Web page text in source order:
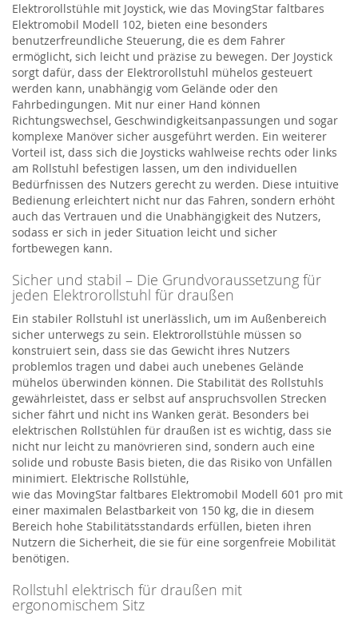
Elektrorollstühle mit Joystick, wie das MovingStar faltbares
Elektromobil Modell 102, bieten eine besonders
benutzerfreundliche Steuerung, die es dem Fahrer
ermöglicht, sich leicht und präzise zu bewegen. Der Joystick
sorgt dafür, dass der Elektrorollstuhl mühelos gesteuert
werden kann, unabhängig vom Gelände oder den
Fahrbedingungen. Mit nur einer Hand können
Richtungswechsel, Geschwindigkeitsanpassungen und sogar
komplexe Manöver sicher ausgeführt werden. Ein weiterer
Vorteil ist, dass sich die Joysticks wahlweise rechts oder links
am Rollstuhl befestigen lassen, um den individuellen
Bedürfnissen des Nutzers gerecht zu werden. Diese intuitive
Bedienung erleichtert nicht nur das Fahren, sondern erhöht
auch das Vertrauen und die Unabhängigkeit des Nutzers,
sodass er sich in jeder Situation leicht und sicher
fortbewegen kann.
Sicher und stabil – Die Grundvoraussetzung für
jeden Elektrorollstuhl für draußen
Ein stabiler Rollstuhl ist unerlässlich, um im Außenbereich
sicher unterwegs zu sein. Elektrorollstühle müssen so
konstruiert sein, dass sie das Gewicht ihres Nutzers
problemlos tragen und dabei auch unebenes Gelände
mühelos überwinden können. Die Stabilität des Rollstuhls
gewährleistet, dass er selbst auf anspruchsvollen Strecken
sicher fährt und nicht ins Wanken gerät. Besonders bei
elektrischen Rollstühlen für draußen ist es wichtig, dass sie
nicht nur leicht zu manövrieren sind, sondern auch eine
solide und robuste Basis bieten, die das Risiko von Unfällen
minimiert. Elektrische Rollstühle,
wie das MovingStar faltbares Elektromobil Modell 601 pro mit
einer maximalen Belastbarkeit von 150 kg, die in diesem
Bereich hohe Stabilitätsstandards erfüllen, bieten ihren
Nutzern die Sicherheit, die sie für eine sorgenfreie Mobilität
benötigen.
Rollstuhl elektrisch für draußen mit
ergonomischem Sitz